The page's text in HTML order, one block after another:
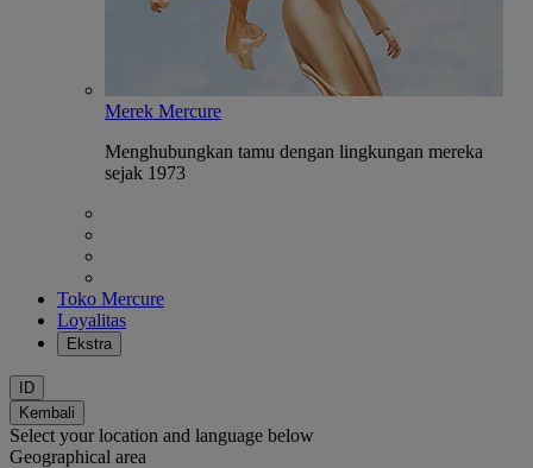
Merek Mercure
Menghubungkan tamu dengan lingkungan mereka
sejak 1973
Toko Mercure
Loyalitas
Ekstra
ID
Kembali
Select your location and language below
Geographical area